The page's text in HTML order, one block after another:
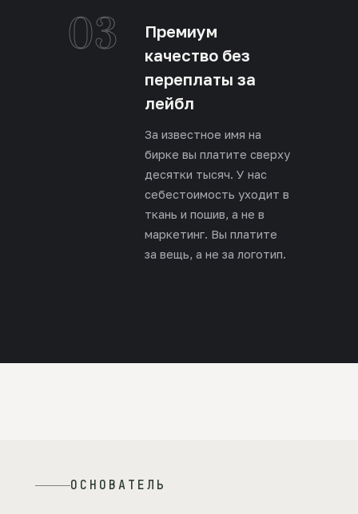
03
Премиум
качество без
переплаты за
лейбл
За известное имя на
бирке вы платите сверху
десятки тысяч. У нас
себестоимость уходит в
ткань и пошив, а не в
маркетинг. Вы платите
за вещь, а не за логотип.
ОСНОВАТЕЛЬ